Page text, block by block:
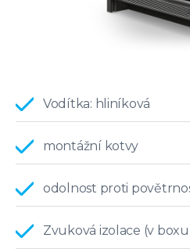
Vodítka: hliníková
montážní kotvy
odolnost proti
Zvuková izolace (v